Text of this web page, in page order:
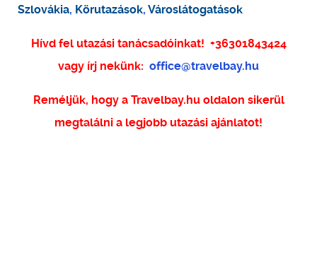
Szlovákia, Körutazások, Városlátogatások
Hívd fel utazási tanácsadóinkat! +36301843424
vagy írj nekünk: office@travelbay.hu
Reméljük, hogy a Travelbay.hu oldalon sikerül
megtalálni a legjobb utazási ajánlatot!